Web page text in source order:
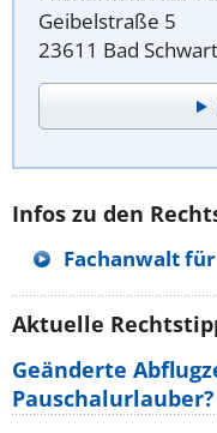
Geibelstraße 5
23611 Bad
Infos zu den
Fachanwalt
Aktuelle
Geänderte
Pauschalurlauber?